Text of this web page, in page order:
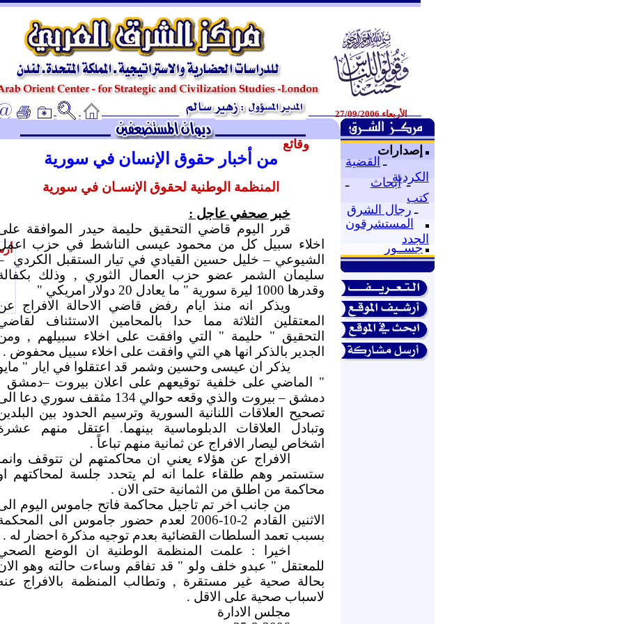
ـ
الأربعاء 27/09/2006
إصدارات
ـ القضية
الكردية
ـ أبحاث
ـ
كتب
ـ رجال الشرق
المستشرقون
الجدد
جســور
وقائع
من أخبار حقوق الإنسان في سورية
المنظمة الوطنية لحقوق الإنسـان في سورية
خبر صحفي عاجل :
قرر اليوم قاضي التحقيق حليمة حيدر الموافقة
اخلاء سبيل كل من محمود عيسى الناشط في حزب
الشيوعي – خليل حسين القيادي في تيار الستقبل الكردي
سليمان الشمر عضو حزب العمال الثوري , وذلك
وقدرها 1000 ليرة سورية " ما يعادل 20 دولار امريكي "
ويذكر انه منذ ايام رفض قاضي الاحالة الافراج
المعتقلين الثلاثة مما حدا بالمحامين الاستئناف
التحقيق " حليمة " التي وافقت على اخلاء سبيلهم ,
الجدير بالذكر انها هي التي وافقت على اخلاء سبيل محفوض .
يذكر ان عيسى وحسين وشمر قد اعتقلوا في ايار "
" الماضي على خلفية توقيعهم على اعلان بيروت –دمشق
دمشق – بيروت والذي وقعه حوالي 134 مثقف سوري دعا
تصحيح العلاقات اللنانية السورية وترسيم الحدود بين
وتبادل العلاقات الدبلوماسية بينهما. اعتقل منهم
اشخاص ليصار الافراج عن ثمانية منهم تباعاً .
الافراج عن هؤلاء يعني ان محاكمتهم لن تتوقف
ستستمر وهم طلقاء علما انه لم يتحدد جلسة لمحاكتهم
محاكمة من اطلق من الثمانية حتى الان .
من جانب اخر تم تاجيل محاكمة فاتح جاموس اليوم
الاثنين القادم 2-10-2006 لعدم حضور جاموس الى
بسبب تعمد السلطات القضائية بعدم توجيه مذكرة احضار له .
اخيرا : علمت المنظمة الوطنية ان الوضع
للمعتقل " عبدو خلف ولو " قد تفاقم وساءت حالته وهو
بحالة صحية غير مستقرة , وتطالب المنظمة بالافراج
لاسباب صحية على الاقل .
مجلس الادارة